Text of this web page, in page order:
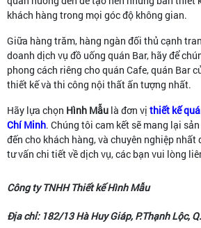
khách hàng trong mọi góc độ không gian.
Giữa hàng trăm, hàng ngàn đối thủ cạnh
doanh dịch vụ đồ uống quán Bar, hãy để
phong cách riêng cho quán Cafe, quán Bar
thiết kế và thi công nội thất ấn tượng nhất.
Hãy lựa chọn Hình Mẫu là đơn vị thiết kế
Chí Minh. Chúng tôi cam kết sẽ mang lại
đến cho khách hàng, và chuyên nghiệp nhất
tư vấn chi tiết về dịch vụ, các bạn vui lòng
Công ty TNHH Thiết kế Hình Mẫu
Địa chỉ: 182/13 Hà Huy Giáp, P.Thạnh Lộc,